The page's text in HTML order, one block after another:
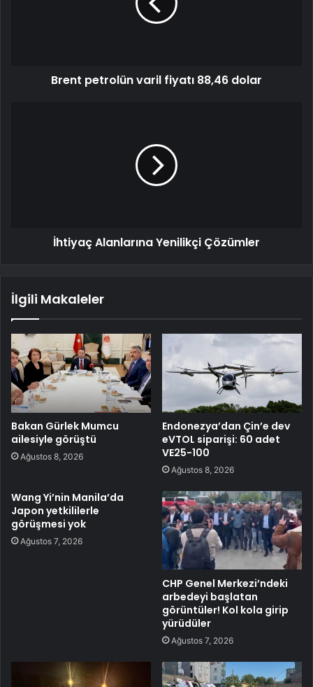
Brent petrolün varil fiyatı 88,46 dolar
İhtiyaç Alanlarına Yenilikçi Çözümler
İlgili Makaleler
Bakan Gürlek Mumcu
ailesiyle görüştü
Ağustos 8, 2026
Endonezya’dan Çin’e dev
eVTOL siparişi: 60 adet
VE25-100
Ağustos 8, 2026
Wang Yi’nin Manila’da
Japon yetkililerle
görüşmesi yok
Ağustos 7, 2026
CHP Genel Merkezi’ndeki
arbedeyi başlatan
görüntüler! Kol kola girip
yürüdüler
Ağustos 7, 2026